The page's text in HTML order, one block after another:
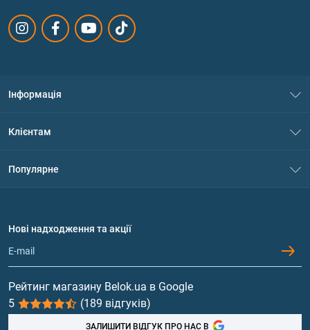
Інформація
Політика конфіденційності
Обмін та повернення
Клієнтам
Популярне
Протеїн
Гейнери
Вітаміни та мінерали
Риб'ячий жир, жирні кислоти
Нові надходження та акції
Рейтинг магазину Belok.ua в Google
5
(189 відгуків)
ЗАЛИШИТИ ВІДГУК ПРО НАС В